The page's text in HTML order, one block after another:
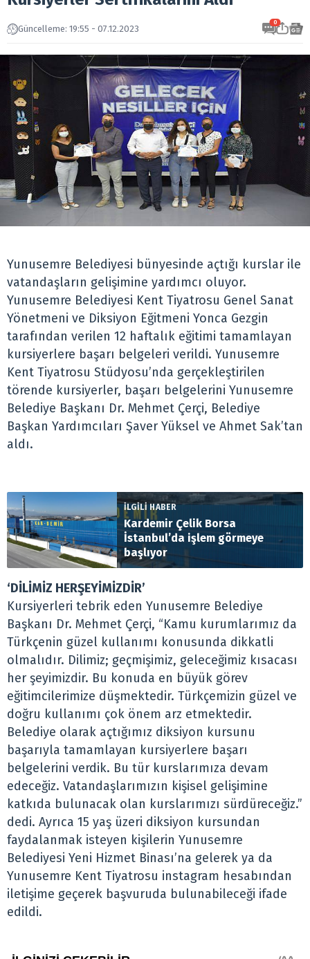
Güncelleme: 19:55 - 07.12.2023
0
Yunusemre Belediyesi bünyesinde açtığı kurslar ile
vatandaşların gelişimine yardımcı oluyor.
Yunusemre Belediyesi Kent Tiyatrosu Genel Sanat
Yönetmeni ve Diksiyon Eğitmeni Yonca Gezgin
tarafından verilen 12 haftalık eğitimi tamamlayan
kursiyerlere başarı belgeleri verildi. Yunusemre
Kent Tiyatrosu Stüdyosu’nda gerçekleştirilen
törende kursiyerler, başarı belgelerini Yunusemre
Belediye Başkanı Dr. Mehmet Çerçi, Belediye
Başkan Yardımcıları Şaver Yüksel ve Ahmet Sak’tan
aldı.
İLGİLİ HABER
Kardemir Çelik Borsa
İstanbul’da işlem görmeye
başlıyor
‘DİLİMİZ HERŞEYİMİZDİR’
Kursiyerleri tebrik eden Yunusemre Belediye
Başkanı Dr. Mehmet Çerçi, “Kamu kurumlarımız da
Türkçenin güzel kullanımı konusunda dikkatli
olmalıdır. Dilimiz; geçmişimiz, geleceğimiz kısacası
her şeyimizdir. Bu konuda en büyük görev
eğitimcilerimize düşmektedir. Türkçemizin güzel ve
doğru kullanımı çok önem arz etmektedir.
Belediye olarak açtığımız diksiyon kursunu
başarıyla tamamlayan kursiyerlere başarı
belgelerini verdik. Bu tür kurslarımıza devam
edeceğiz. Vatandaşlarımızın kişisel gelişimine
katkıda bulunacak olan kurslarımızı sürdüreceğiz.”
dedi. Ayrıca 15 yaş üzeri diksiyon kursundan
faydalanmak isteyen kişilerin Yunusemre
Belediyesi Yeni Hizmet Binası’na gelerek ya da
Yunusemre Kent Tiyatrosu instagram hesabından
iletişime geçerek başvuruda bulunabileceği ifade
edildi.